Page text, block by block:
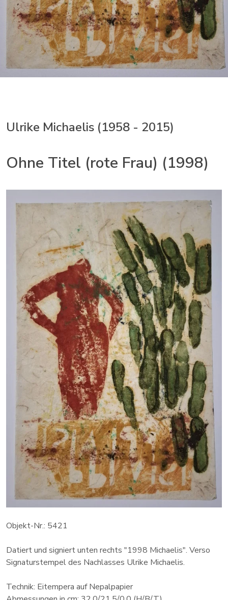
Ulrike Michaelis (1958 - 2015)
Ohne Titel (rote Frau) (1998)
Objekt-Nr.: 5421
Datiert und signiert unten rechts "1998 Michaelis". Verso
Signaturstempel des Nachlasses Ulrike Michaelis.
Technik: Eitempera auf Nepalpapier